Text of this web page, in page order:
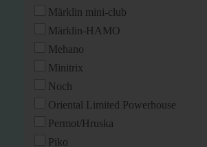
Märklin mini-club
Märklin-HAMO
Mehano
Minitrix
Noch
Oriental Limited Powerhouse
Permot/Hruska
Piko